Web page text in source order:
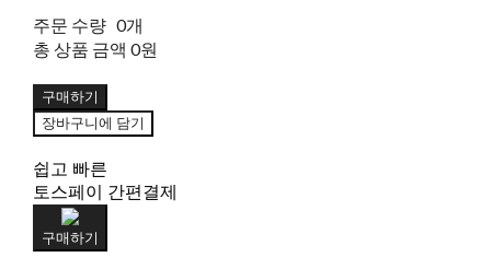
주문 수량 0개
총 상품 금액 0원
구매하기
장바구니에 담기
쉽고 빠른
토스페이 간편결제
구매하기